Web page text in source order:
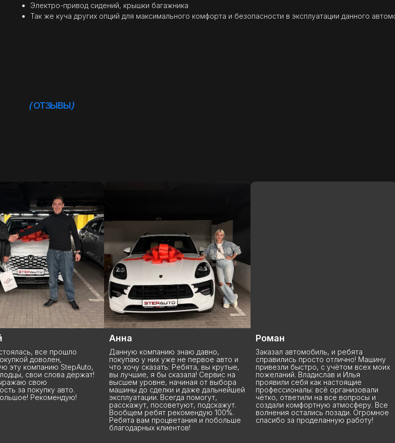
Электро-привод сидений, крышки багажника
Так же куча других опций для максимального комфорта и безопасности в эксплуатации данного
ОТЗЫВЫ
держат!
Данную компанию знаю давно,
покупаю у них уже не первое авто и
что хочу сказать: Ребята, вы крутые,
вы лучшие, я бы сказала! Сервис на
высшем уровне, начиная от выбора
машины до сделки и даже дальнейшей
эксплуатации. Всегда помогут,
расскажут, посоветуют, подскажут.
Вообщем ребят рекомендую 100%.
Ребята вам процветания и побольше
благодарных клиентов!
Заказал автомобиль, и ребята
справились просто отлично! Машину
привезли быстро, с учётом всех моих
пожеланий. Владислав и Илья
проявили себя как настоящие
профессионалы: всё организовали
чётко, ответили на все вопросы и
создали комфортную атмосферу. Все
волнения остались позади. Огромное
спасибо за проделанную работу!
Заказывал в
Китая. В
прислали
страницах.
может что-
поцарапают
машина
состоянии,
видео.
за 35,
В целом все
всегда на
)